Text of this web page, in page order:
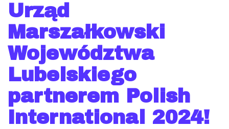
Urząd
Marszałkowski
Województwa
Lubelskiego
partnerem Polish
International 2024!